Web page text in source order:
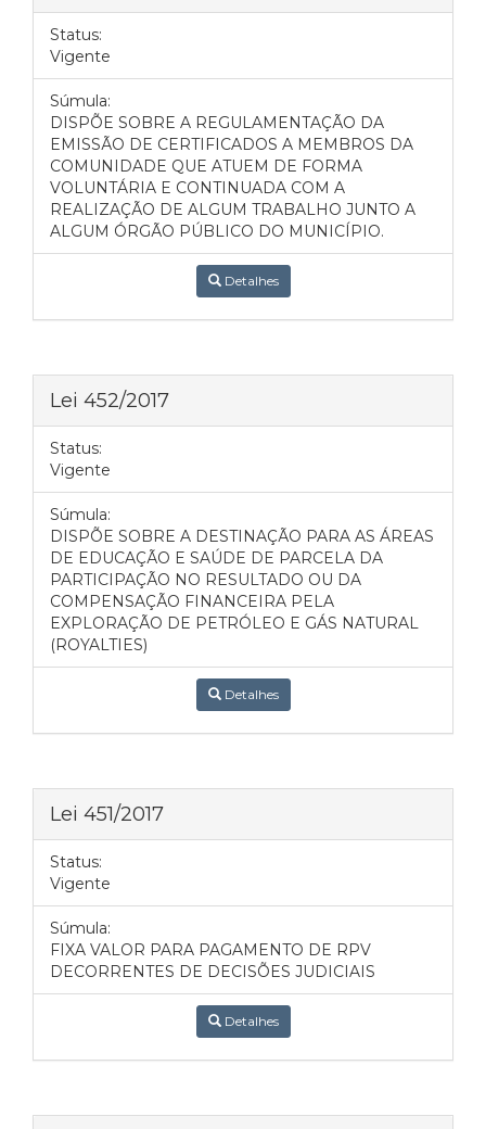
Status:
Vigente
Súmula:
DISPÕE SOBRE A REGULAMENTAÇÃO DA
EMISSÃO DE CERTIFICADOS A MEMBROS DA
COMUNIDADE QUE ATUEM DE FORMA
VOLUNTÁRIA E CONTINUADA COM A
REALIZAÇÃO DE ALGUM TRABALHO JUNTO A
ALGUM ÓRGÃO PÚBLICO DO MUNICÍPIO.
Detalhes
Lei 452/2017
Status:
Vigente
Súmula:
DISPÕE SOBRE A DESTINAÇÃO PARA AS ÁREAS
DE EDUCAÇÃO E SAÚDE DE PARCELA DA
PARTICIPAÇÃO NO RESULTADO OU DA
COMPENSAÇÃO FINANCEIRA PELA
EXPLORAÇÃO DE PETRÓLEO E GÁS NATURAL
(ROYALTIES)
Detalhes
Lei 451/2017
Status:
Vigente
Súmula:
FIXA VALOR PARA PAGAMENTO DE RPV
DECORRENTES DE DECISÕES JUDICIAIS
Detalhes